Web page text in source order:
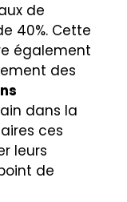
de
40%. Cette
également
des
dans la
ces
leurs
de